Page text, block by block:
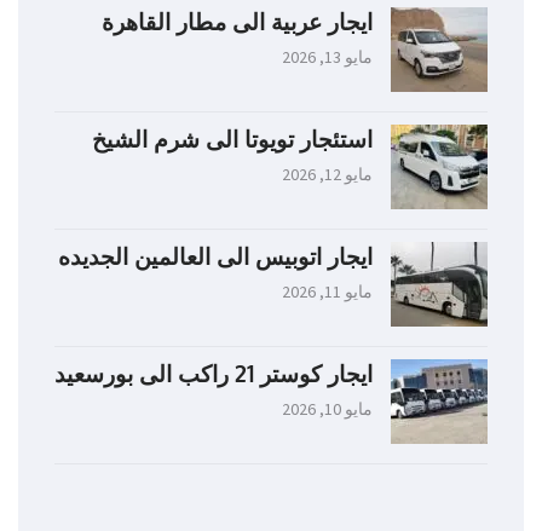
ايجار عربية الى مطار القاهرة
مايو 13, 2026
استئجار تويوتا الى شرم الشيخ
مايو 12, 2026
ايجار اتوبيس الى العالمين الجديده
مايو 11, 2026
ايجار كوستر 21 راكب الى بورسعيد
مايو 10, 2026